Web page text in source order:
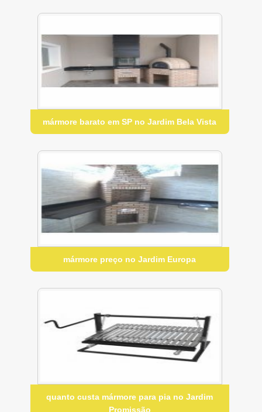
mármore barato em SP no Jardim Bela Vista
mármore preço no Jardim Europa
quanto custa mármore para pia no Jardim
Promissão